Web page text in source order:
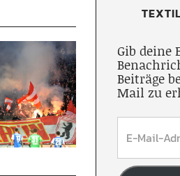
Gib deine
Beiträge
Mail zu